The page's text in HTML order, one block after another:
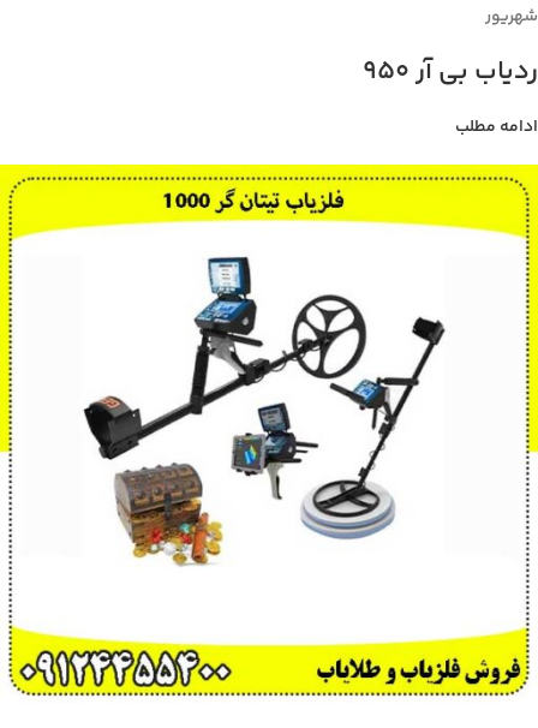
شهریور
ردیاب بی آر 950
ادامه مطلب